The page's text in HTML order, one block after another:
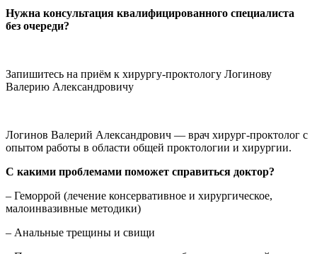
Нужна консультация квалифицированного специалиста
без очереди?
Запишитесь на приём к хирургу-проктологу Логинову
Валерию Александровичу
Логинов Валерий Александрович — врач хирург-проктолог с
опытом работы в области общей проктологии и хирургии.
С какими проблемами поможет справиться доктор?
– Геморрой (лечение консервативное и хирургическое,
малоинвазивные методики)
– Анальные трещины и свищи